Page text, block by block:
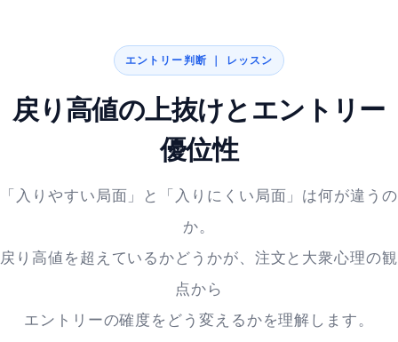
エントリー判断 ｜ レッスン
戻り高値の上抜けとエントリー
優位性
「入りやすい局面」と「入りにくい局面」は何が違うの
か。
戻り高値を超えているかどうかが、注文と大衆心理の観
点から
エントリーの確度をどう変えるかを理解します。